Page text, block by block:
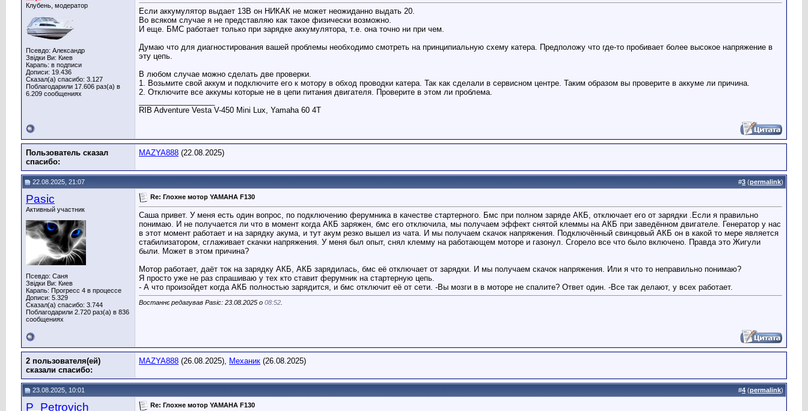
Клубень, модератор
Псевдо: Александр
Звідки Ви: Киев
Карапь: в подписи
Дописи: 19.436
Сказал(а) спасибо: 3.127
Поблагодарили 17.606 раз(а) в
6.209 сообщениях
Если аккумулятор выдает 13В он НИКАК не может неожиданно выдать 20.
Во всяком случае я не представляю как такое физически возможно.
И еще. БМС работает только при зарядке аккумулятора, т.е. она точно ни при чем.
Думаю что для диагностирования вашей проблемы необходимо смотреть на принципиальную схему катера. Предположу что где-то пробивает более высокое напряжение в
эту цепь.
В любом случае можно сделать две проверки.
1. Возьмите свой аккум и подключите его к мотору в обход проводки катера. Так как сделали в сервисном центре. Таким образом вы проверите в аккуме ли причина.
2. Отключите все аккумы которые не в цепи питания двигателя. Проверите в этом ли проблема.
RIB Adventure Vesta V-450 Mini Lux, Yamaha 60 4T
Пользователь сказал
cпасибо:
MAZYA888 (22.08.2025)
22.08.2025, 21:07 #3 (permalink)
Pasic
Активный участник
Псевдо: Саня
Звідки Ви: Киев
Карапь: Прогресс 4 в процессе
Дописи: 5.329
Сказал(а) спасибо: 3.744
Поблагодарили 2.720 раз(а) в 836
сообщениях
Re: Глохне мотор YAMAHA F130
Саша привет. У меня есть один вопрос, по подключению ферумника в качестве стартерного. Бмс при полном заряде АКБ, отключает его от зарядки .Если я правильно
понимаю. И не получается ли что в момент когда АКБ заряжен, бмс его отключила, мы получаем эффект снятой клеммы на АКБ при заведённом двигателе. Генератор у нас
в этот момент работает и на зарядку акума, и тут акум резко вышел из чата. И мы получаем скачок напряжения. Подключённый свинцовый АКБ он в какой то мере является
стабилизатором, сглаживает скачки напряжения. У меня был опыт, снял клемму на работающем моторе и газонул. Сгорело все что было включено. Правда это Жигули
были. Может в этом причина?
Мотор работает, даёт ток на зарядку АКБ, АКБ зарядилась, бмс её отключает от зарядки. И мы получаем скачок напряжения. Или я что то неправильно понимаю?
Я просто уже не раз спрашиваю у тех кто ставит ферумник на стартерную цепь.
- А что произойдет когда АКБ полностью зарядится, и бмс отключит её от сети. -Вы мозги в в моторе не спалите? Ответ один. -Все так делают, у всех работает.
Востаннє редагував Pasic: 23.08.2025 о 08:52
2 пользователя(ей)
сказали cпасибо:
MAZYA888 (26.08.2025), Механик (26.08.2025)
23.08.2025, 10:01 #4 (permalink)
P_Petrovich Re: Глохне мотор YAMAHA F130